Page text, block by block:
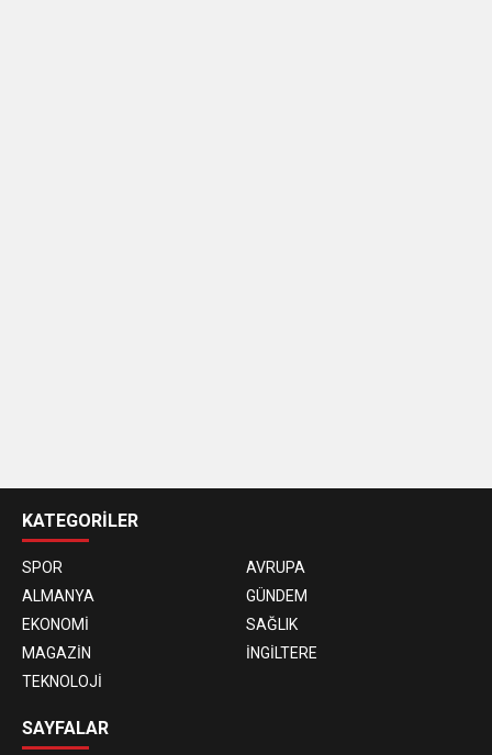
siteleri
KATEGORİLER
SPOR
AVRUPA
ALMANYA
GÜNDEM
EKONOMİ
SAĞLIK
MAGAZİN
İNGİLTERE
TEKNOLOJİ
SAYFALAR